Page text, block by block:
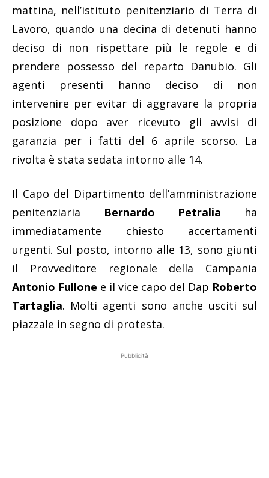
mattina, nell’istituto penitenziario di Terra di
Lavoro, quando una decina di detenuti hanno
deciso di non rispettare più le regole e di
prendere possesso del reparto Danubio. Gli
agenti presenti hanno deciso di non
intervenire per evitar di aggravare la propria
posizione dopo aver ricevuto gli avvisi di
garanzia per i fatti del 6 aprile scorso. La
rivolta è stata sedata intorno alle 14.
Il Capo del Dipartimento dell’amministrazione
penitenziaria Bernardo Petralia ha
immediatamente chiesto accertamenti
urgenti. Sul posto, intorno alle 13, sono giunti
il Provveditore regionale della Campania
Antonio Fullone e il vice capo del Dap Roberto
Tartaglia. Molti agenti sono anche usciti sul
piazzale in segno di protesta.
Pubblicità